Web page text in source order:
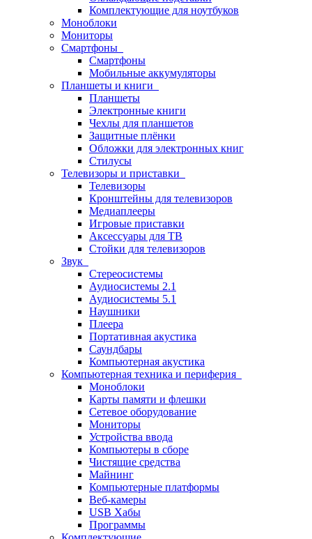
Комплектующие для ноутбуков
Моноблоки
Мониторы
Смартфоны
Смартфоны
Мобильные аккумуляторы
Планшеты и книги
Планшеты
Электронные книги
Чехлы для планшетов
Защитные плёнки
Обложки для электронных книг
Стилусы
Телевизоры и приставки
Телевизоры
Кронштейны для телевизоров
Медиаплееры
Игровые приставки
Аксессуары для ТВ
Стойки для телевизоров
Звук
Стереосистемы
Аудиосистемы 2.1
Аудиосистемы 5.1
Наушники
Плеера
Портативная акустика
Саундбары
Компьютерная акустика
Компьютерная техника и периферия
Моноблоки
Карты памяти и флешки
Сетевое оборудование
Мониторы
Устройства ввода
Компьютеры в сборе
Чистящие средства
Майнинг
Компьютерные платформы
Веб-камеры
USB Хабы
Программы